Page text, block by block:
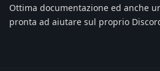
Ottima documentazione ed anche
pronta ad aiutare sul proprio